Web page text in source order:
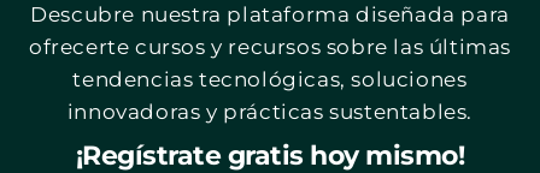
Descubre nuestra plataforma diseñada para
ofrecerte cursos y recursos sobre las últimas
tendencias tecnológicas, soluciones
innovadoras y prácticas sustentables.
¡Regístrate gratis hoy mismo!